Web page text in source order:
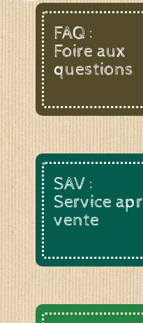
FAQ :
Foire aux
questions
SAV :
Service
vente